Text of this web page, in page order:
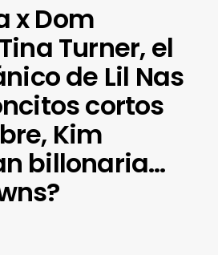
x Dom
Turner, el
de Lil Nas
cortos
Kim
billonaria…